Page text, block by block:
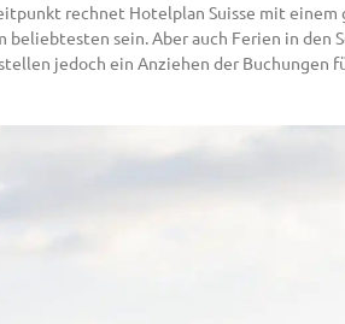
rechnet Hotelplan Suisse mit
beliebtesten sein. Aber auch Ferien in
jedoch ein Anziehen der Buchungen